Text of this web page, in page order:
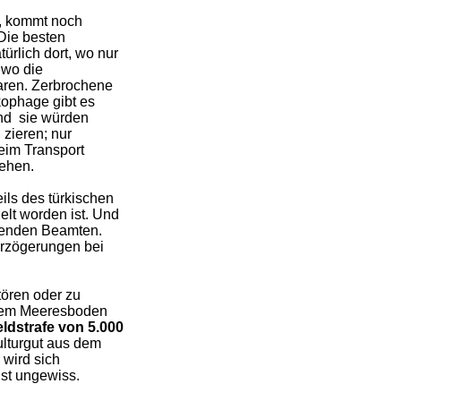
kommt noch
besten
dort, wo nur
die
Zerbrochene
gibt es
sie würden
zieren; nur
Transport
des türkischen
worden ist. Und
Beamten.
bei
oder zu
Meeresboden
von 5.000
aus dem
wird sich
ungewiss.